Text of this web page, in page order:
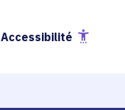
Accessibilité